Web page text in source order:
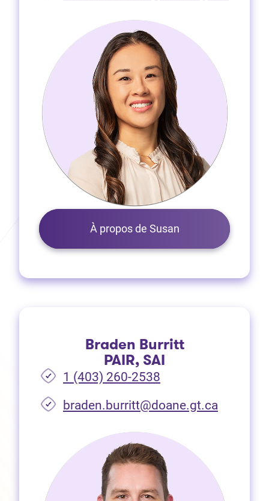
À propos de Susan
Braden Burritt
PAIR, SAI
1 (403) 260-2538
braden.burritt@doane.gt.ca